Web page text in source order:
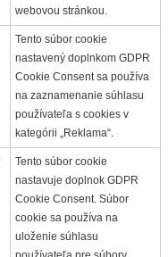
webovou stránkou.
Tento súbor cookie
nastavený doplnkom GDPR
Cookie Consent sa používa
na zaznamenanie súhlasu
používateľa s cookies v
kategórii „Reklama“.
Tento súbor cookie
nastavuje doplnok GDPR
Cookie Consent. Súbor
cookie sa používa na
uloženie súhlasu